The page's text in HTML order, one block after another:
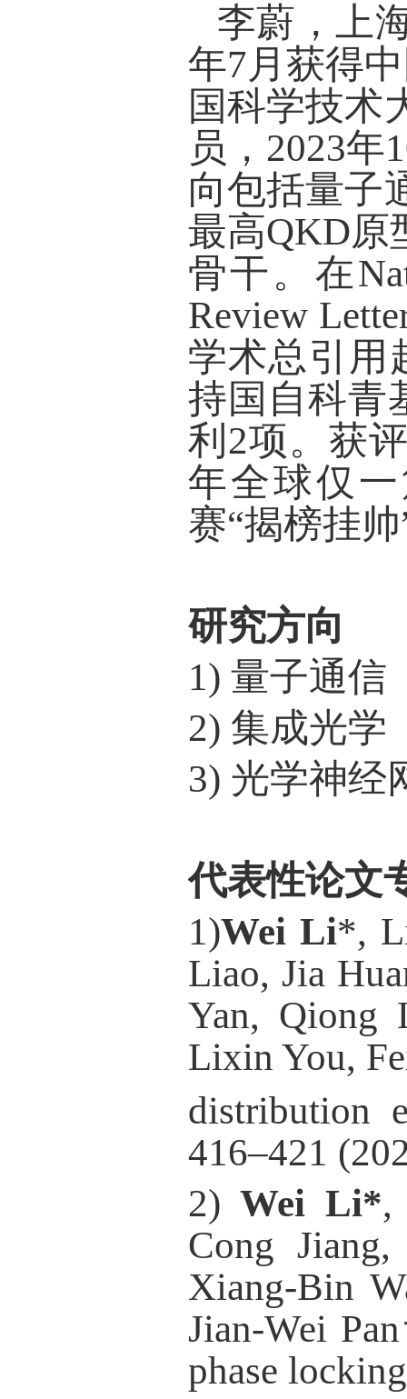
李蔚，上
年7月获得
国科学技术
员， 2023年
向包括量子
最高QKD原
骨干。在
Review
学术总引 用
持国自科青
利 2项。获
年全球仅
赛“揭榜挂帅
研究方向
1) 量子通信
2) 集成光学
3) 光学神经
代表性论文
1)Wei Li*,
Liao, Jia
Yan, Qiong
Lixin You,
distribution
416–421
2) Wei Li*,
Cong
Xiang-Bin
Jian-Wei Pan
phase